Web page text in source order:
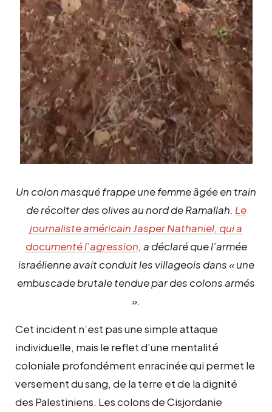
Un colon masqué frappe une femme âgée en train
de récolter des olives au nord de Ramallah. Le
journaliste américain Jasper Nathaniel, qui a
documenté l’agression, a déclaré que l’armée
israélienne avait conduit les villageois dans « une
embuscade brutale tendue par des colons armés
».
Cet incident n’est pas une simple attaque
individuelle, mais le reflet d’une mentalité
coloniale profondément enracinée qui permet le
versement du sang, de la terre et de la dignité
des Palestiniens. Les colons de Cisjordanie